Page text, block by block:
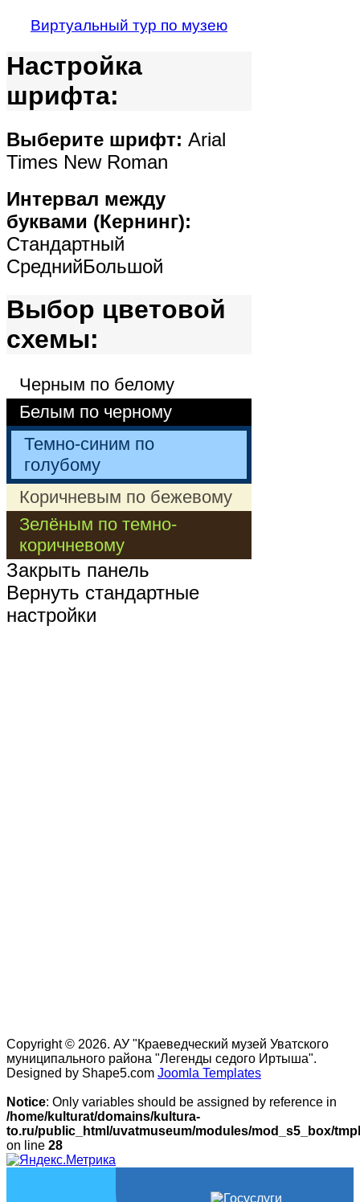
Виртуальный тур по музею
Настройка
шрифта:
Выберите шрифт: Arial
Times New Roman
Интервал между
буквами (Кернинг):
Стандартный
СреднийБольшой
Выбор цветовой
схемы:
Черным по белому
Белым по черному
Темно-синим по
голубому
Коричневым по бежевому
Зелёным по темно-
коричневому
Закрыть панель
Вернуть стандартные
настройки
Copyright © 2026. АУ "Краеведческий музей Уватского
муниципального района "Легенды седого Иртыша".
Designed by Shape5.com Joomla Templates
Notice: Only variables should be assigned by reference in
/home/kulturat/domains/kultura-
to.ru/public_html/uvatmuseum/modules/mod_s5_box/
on line 28